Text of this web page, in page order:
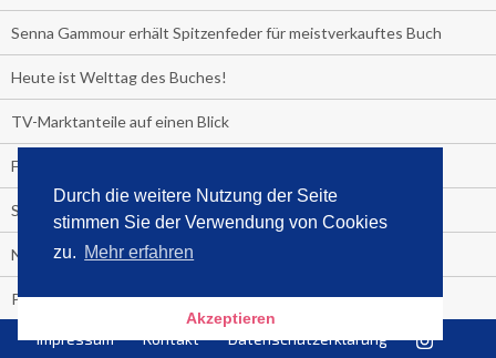
Durch die weitere Nutzung der Seite
stimmen Sie der Verwendung von Cookies
zu. Mehr erfahren
Akzeptieren
Senna Gammour erhält Spitzenfeder für meistverkauftes Buch
Heute ist Welttag des Buches!
TV-Marktanteile auf einen Blick
Fußball TV-Quoten:
Sensationell!
Niederlande - Deutschland:
PRESSEMITTEILUNG
Media Control eBook-Panel
Impressum Kontakt Datenschutzerklärung